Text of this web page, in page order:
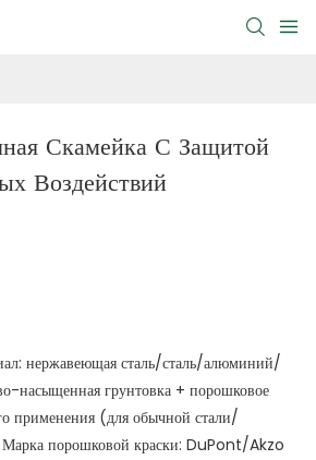
Скамейка С Защитой
Воздействий
нержавеющая сталь/сталь/алюминий/
насыщенная грунтовка + порошковое
применения (для обычной стали/
порошковой краски: DuPont/Akzo